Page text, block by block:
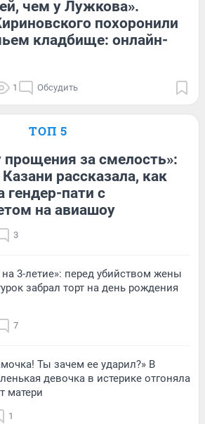
чем у Лужкова».
похоронили
кладбище: онлайн-
1 Обсудить
ТОП 5
за смелость»:
рассказала, как
гендер-пати с
на авиашоу
3
на 3-летие»: перед убийством жены
забрал торт на день рождения
7
Ты зачем ее ударил?» В
девочка в истерике отгоняла
матери
1